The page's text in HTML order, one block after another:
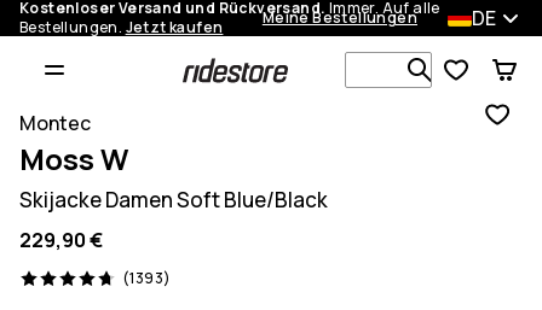
Kostenloser Versand und Rückversand. Immer. Auf alle
Bestellungen. Jetzt kaufen Meine Bestellungen DE
Montec
Moss W
Skijacke Damen Soft Blue/Black
229,90 €
(1393)
1393 Reviews, 4.7/5